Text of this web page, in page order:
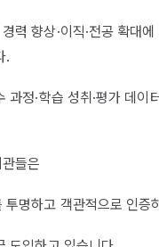
력 향상·이직·전공 확대
.
과정·학습 성취·평가 데이
들은
명하고 객관적으로 인증